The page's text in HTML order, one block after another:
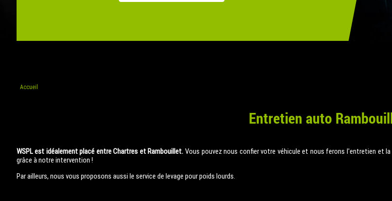
Accueil
Entretien auto
WSPL est idéalement placé entre Chartres et Rambouillet.Vous pouvez nous confier votre véhicule et nous ferons l'entretien et
grâce à notre intervention !
Par ailleurs, nous vous proposons aussi le service de levage pour poids lourds.